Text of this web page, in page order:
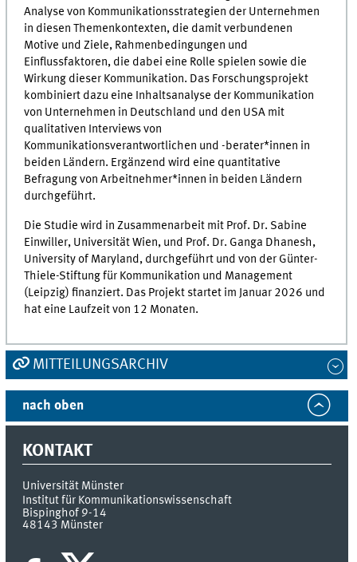
Analyse von Kommunikationsstrategien der Unternehmen
in diesen Themenkontexten, die damit verbundenen
Motive und Ziele, Rahmenbedingungen und
Einflussfaktoren, die dabei eine Rolle spielen sowie die
Wirkung dieser Kommunikation. Das Forschungsprojekt
kombiniert dazu eine Inhaltsanalyse der Kommunikation
von Unternehmen in Deutschland und den USA mit
qualitativen Interviews von
Kommunikationsverantwortlichen und -berater*innen in
beiden Ländern. Ergänzend wird eine quantitative
Befragung von Arbeitnehmer*innen in beiden Ländern
durchgeführt.
Die Studie wird in Zusammenarbeit mit Prof. Dr. Sabine
Einwiller, Universität Wien, und Prof. Dr. Ganga Dhanesh,
University of Maryland, durchgeführt und von der Günter-
Thiele-Stiftung für Kommunikation und Management
(Leipzig) finanziert. Das Projekt startet im Januar 2026 und
hat eine Laufzeit von 12 Monaten.
MITTEILUNGSARCHIV
nach oben
KONTAKT
Universität Münster
Institut für Kommunikationswissenschaft
Bispinghof 9-14
48143 Münster